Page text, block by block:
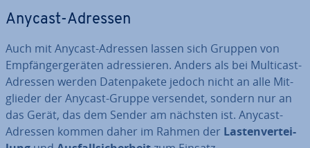
Anycast-Adressen
Auch mit Anycast-Adressen lassen sich Gruppen von
Emp­fän­ger­ge­rä­ten adres­sie­ren. Anders als bei Multicast-
Adressen werden Da­ten­pa­ke­te jedoch nicht an alle Mit­
glie­der der Anycast-Gruppe versendet, sondern nur an
das Gerät, das dem Sender am nächsten ist. Anycast-
Adressen kommen daher im Rahmen der Las­ten­ver­tei­